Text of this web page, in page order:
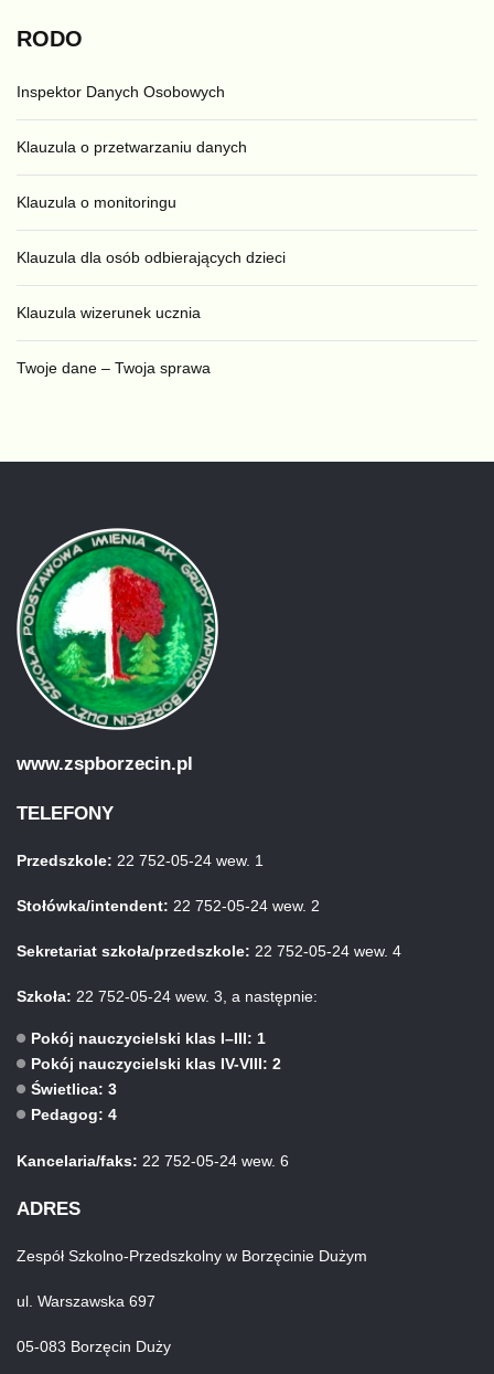
RODO
Inspektor Danych Osobowych
Klauzula o przetwarzaniu danych
Klauzula o monitoringu
Klauzula dla osób odbierających dzieci
Klauzula wizerunek ucznia
Twoje dane – Twoja sprawa
www.zspborzecin.pl
TELEFONY
Przedszkole: 22 752-05-24 wew. 1
Stołówka/intendent: 22 752-05-24 wew. 2
Sekretariat szkoła/przedszkole: 22 752-05-24 wew. 4
Szkoła: 22 752-05-24 wew. 3, a następnie:
Pokój nauczycielski klas I–III: 1
Pokój nauczycielski klas IV-VIII: 2
Świetlica: 3
Pedagog: 4
Kancelaria/faks: 22 752-05-24 wew. 6
ADRES
Zespół Szkolno-Przedszkolny w Borzęcinie Dużym
ul. Warszawska 697
05-083 Borzęcin Duży